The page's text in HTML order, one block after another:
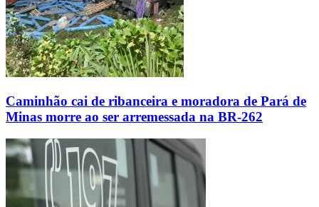
Caminhão cai de ribanceira e moradora de Pará de
Minas morre ao ser arremessada na BR-262